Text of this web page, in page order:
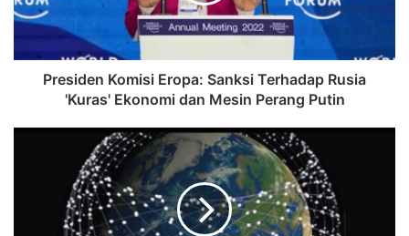
Presiden Komisi Eropa: Sanksi Terhadap Rusia
'Kuras' Ekonomi dan Mesin Perang Putin